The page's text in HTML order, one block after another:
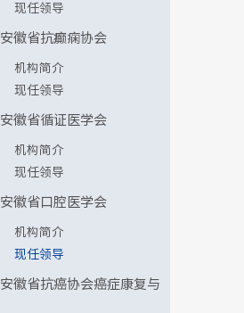
现任领导
安徽省抗癫痫协会
机构简介
现任领导
安徽省循证医学会
机构简介
现任领导
安徽省口腔医学会
机构简介
现任领导
安徽省抗癌协会癌症康复与